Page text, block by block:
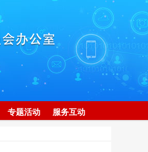
专题活动 服务互动